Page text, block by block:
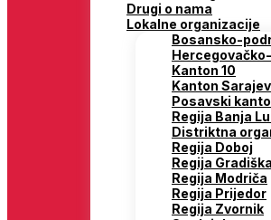
Drugi o nama
Lokalne organizacije
Bosansko-
Kanton 10
Kanton
Posavski
Regija Banja
Distriktna
Regija Doboj
Regija Gradiška
Regija Modriča
Regija Prijedor
Regija Zvornik